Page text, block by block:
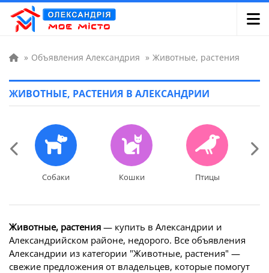
» Объявления Александрия » Животные, растения
ЖИВОТНЫЕ, РАСТЕНИЯ В АЛЕКСАНДРИИ
Собаки
Собаки Кошки
Кошки Птицы
Птицы
Животные, растения — купить в Александрии и
Александрийском районе, недорого. Все объявления
Александрии из категории "Животные, растения" —
свежие предложения от владельцев, которые помогут